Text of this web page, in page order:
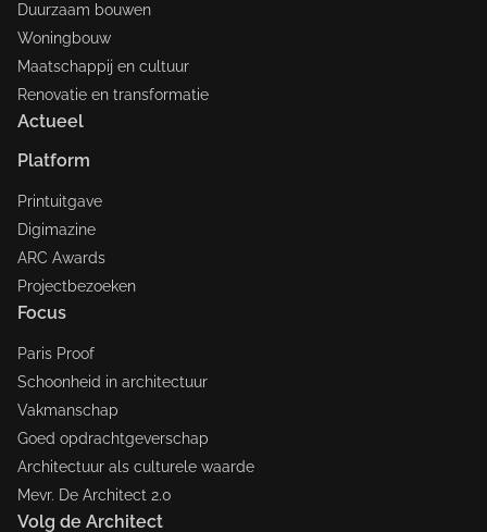
Duurzaam bouwen
Woningbouw
Maatschappij en cultuur
Renovatie en transformatie
Actueel
Platform
Printuitgave
Digimazine
ARC Awards
Projectbezoeken
Focus
Paris Proof
Schoonheid in architectuur
Vakmanschap
Goed opdrachtgeverschap
Architectuur als culturele waarde
Mevr. De Architect 2.0
Volg de Architect